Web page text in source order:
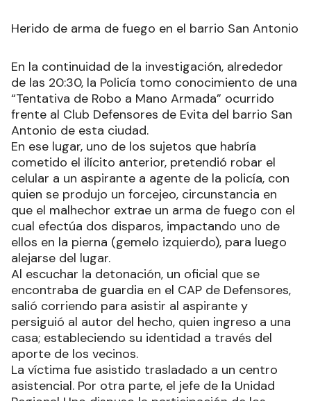
Herido de arma de fuego en el barrio San Antonio
En la continuidad de la investigación, alrededor
de las 20:30, la Policía tomo conocimiento de una
“Tentativa de Robo a Mano Armada” ocurrido
frente al Club Defensores de Evita del barrio San
Antonio de esta ciudad.
En ese lugar, uno de los sujetos que habría
cometido el ilícito anterior, pretendió robar el
celular a un aspirante a agente de la policía, con
quien se produjo un forcejeo, circunstancia en
que el malhechor extrae un arma de fuego con el
cual efectúa dos disparos, impactando uno de
ellos en la pierna (gemelo izquierdo), para luego
alejarse del lugar.
Al escuchar la detonación, un oficial que se
encontraba de guardia en el CAP de Defensores,
salió corriendo para asistir al aspirante y
persiguió al autor del hecho, quien ingreso a una
casa; estableciendo su identidad a través del
aporte de los vecinos.
La víctima fue asistido trasladado a un centro
asistencial. Por otra parte, el jefe de la Unidad